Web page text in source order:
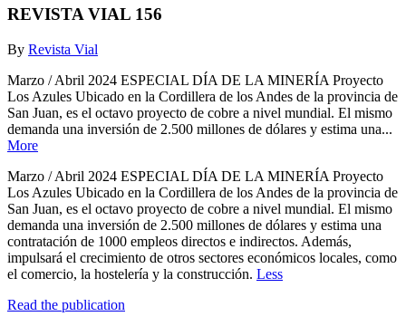
REVISTA VIAL 156
By Revista Vial
Marzo / Abril 2024 ESPECIAL DÍA DE LA MINERÍA Proyecto
Los Azules Ubicado en la Cordillera de los Andes de la provincia de
San Juan, es el octavo proyecto de cobre a nivel mundial. El mismo
demanda una inversión de 2.500 millones de dólares y estima una...
More
Marzo / Abril 2024 ESPECIAL DÍA DE LA MINERÍA Proyecto
Los Azules Ubicado en la Cordillera de los Andes de la provincia de
San Juan, es el octavo proyecto de cobre a nivel mundial. El mismo
demanda una inversión de 2.500 millones de dólares y estima una
contratación de 1000 empleos directos e indirectos. Además,
impulsará el crecimiento de otros sectores económicos locales, como
el comercio, la hostelería y la construcción. Less
Read the publication